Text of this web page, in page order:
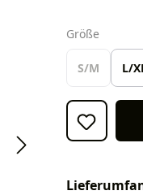
Größe
S/M L/